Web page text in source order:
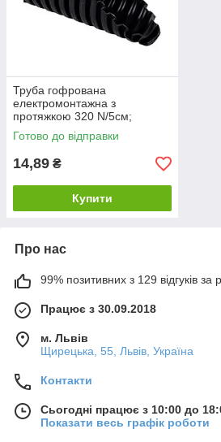
Труба гофрована
електромонтажна з
протяжкою 320 N/5см;
O16мм; ПВХ; чорна; Бухта 50
м Трубка 1416E_F50D
Готово до відправки
14,89 ₴
Купити
Про нас
99% позитивних з 129 відгуків за
Працює з 30.09.2018
м. Львів
Щирецька, 55, Львів, Україна
Контакти
Сьогодні працює з 10:00 до
Показати весь графік роботи